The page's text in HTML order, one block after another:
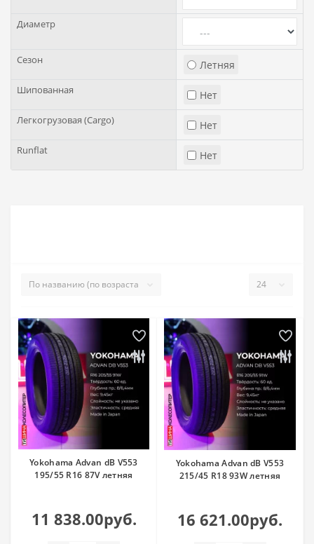
Диаметр
Сезон Летняя
Шипованная Нет
Легкогрузовая (Cargo) Нет
Runflat Нет
Yokohama Advan dB V553
195/55 R16 87V летняя
11 838.00руб.
Yokohama Advan dB V553
215/45 R18 93W летняя
16 621.00руб.